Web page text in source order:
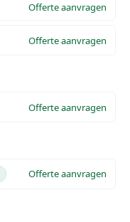
Offerte aanvragen
Offerte aanvragen
Offerte aanvragen
Offerte aanvragen